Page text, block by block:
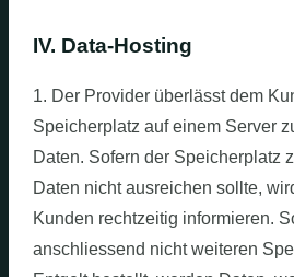
IV. Data-Hosting
1. Der Provider überlässt dem
Speicherplatz auf einem Server
Daten. Sofern der Speicherplatz
Daten nicht ausreichen sollte,
Kunden rechtzeitig informieren.
anschliessend nicht weiteren